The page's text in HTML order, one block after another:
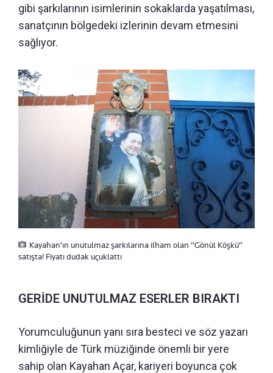
gibi şarkılarının isimlerinin sokaklarda yaşatılması,
sanatçının bölgedeki izlerinin devam etmesini
sağlıyor.
Kayahan’ın unutulmaz şarkılarına ilham olan “Gönül Köşkü”
satışta! Fiyatı dudak uçuklattı
GERİDE UNUTULMAZ ESERLER BIRAKTI
Yorumculuğunun yanı sıra besteci ve söz yazarı
kimliğiyle de Türk müziğinde önemli bir yere
sahip olan Kayahan Açar, kariyeri boyunca çok